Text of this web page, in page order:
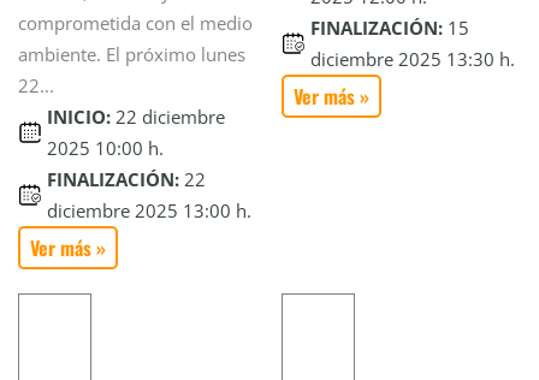
comprometida con el medio
ambiente. El próximo lunes
22...
INICIO: 22 diciembre
2025 10:00 h.
FINALIZACIÓN: 22
diciembre 2025 13:00 h.
Ver más »
FINALIZACIÓN: 15
diciembre 2025 13:30 h.
Ver más »